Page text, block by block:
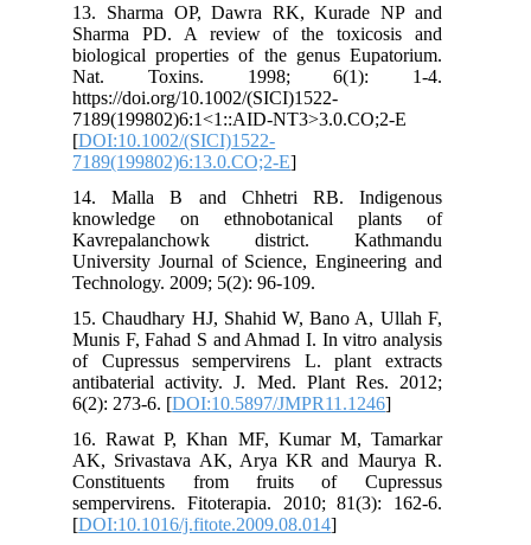
13. Sharma OP, Dawra RK, Kurade NP and
Sharma PD. A review of the toxicosis and
biological properties of the genus Eupatorium.
Nat. Toxins. 1998; 6(1): 1-4.
https://doi.org/10.1002/(SICI)1522-
7189(199802)6:1<1::AID-NT3>3.0.CO;2-E
[DOI:10.1002/(SICI)1522-
7189(199802)6:13.0.CO;2-E
14. Malla B and Chhetri RB. Indigenous
knowledge on ethnobotanical plants of
Kavrepalanchowk district. Kathmandu
University Journal of Science, Engineering and
Technology. 2009; 5(2): 96-109.
15. Chaudhary HJ, Shahid W, Bano A, Ullah F,
Munis F, Fahad S and Ahmad I. In vitro analysis
of Cupressus sempervirens L. plant extracts
antibaterial activity. J. Med. Plant Res. 2012;
6(2): 273-6. [DOI:10.5897/JMPR11.1246
16. Rawat P, Khan MF, Kumar M, Tamarkar
AK, Srivastava AK, Arya KR and Maurya R.
Constituents from fruits of Cupressus
sempervirens. Fitoterapia. 2010; 81(3): 162-6.
[DOI:10.1016/j.fitote.2009.08.014